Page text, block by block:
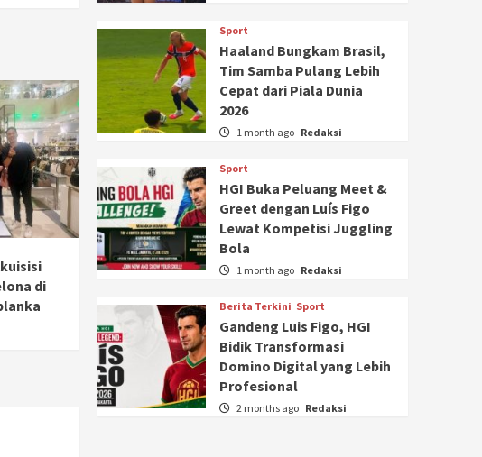
di
Sport
Haaland Bungkam Brasil,
Tim Samba Pulang Lebih
Cepat dari Piala Dunia
2026
1 month ago Redaksi
Sport
HGI Buka Peluang Meet &
Greet dengan Luís Figo
Lewat Kompetisi Juggling
Bola
1 month ago Redaksi
Berita Terkini Sport
Gandeng Luis Figo, HGI
Bidik Transformasi
Domino Digital yang Lebih
Profesional
2 months ago Redaksi